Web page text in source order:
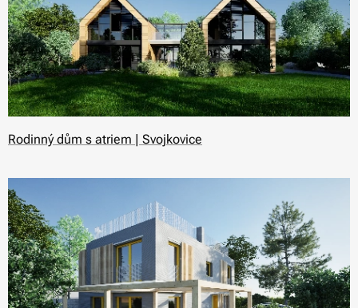
Rodinný dům s atriem | Svojkovice